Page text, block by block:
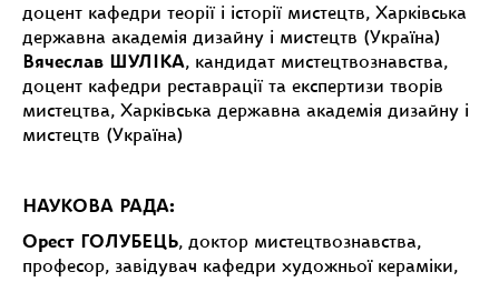
доцент кафедри теорії і історії мистецтв, Харківська
державна академія дизайну і мистецтв (Україна)
Вячеслав ШУЛІКА, кандидат мистецтвознавства,
доцент кафедри реставрації та експертизи творів
мистецтва, Харківська державна академія дизайну і
мистецтв (Україна)
НАУКОВА РАДА:
Орест ГОЛУБЕЦЬ, доктор мистецтвознавства,
професор, завідувач кафедри художньої кераміки,